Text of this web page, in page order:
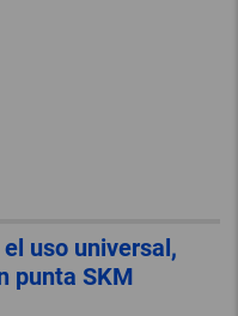
uso universal,
punta SKM